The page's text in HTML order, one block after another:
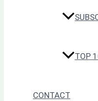
TOP
CONTACT